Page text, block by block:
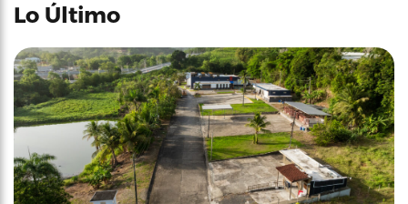
Lo Último